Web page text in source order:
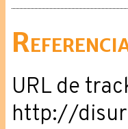
URL de
http://